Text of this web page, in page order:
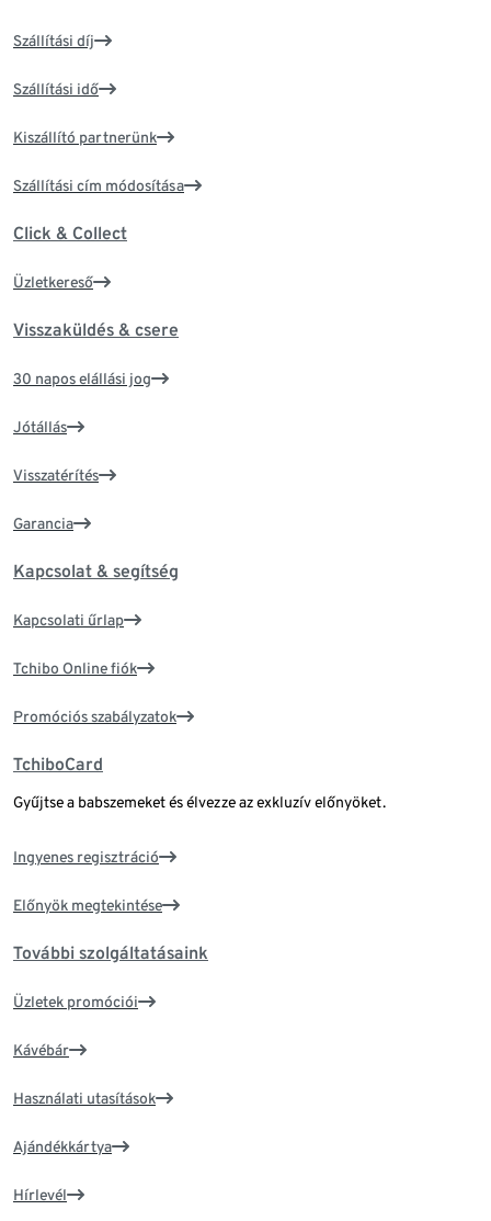
Szállítási díj
Szállítási idő
Kiszállító partnerünk
Szállítási cím módosítása
Click & Collect
Üzletkereső
Visszaküldés & csere
30 napos elállási jog
Jótállás
Visszatérítés
Garancia
Kapcsolat & segítség
Kapcsolati űrlap
Tchibo Online fiók
Promóciós szabályzatok
TchiboCard
Gyűjtse a babszemeket és élvezze az exkluzív előnyöket.
Ingyenes regisztráció
Előnyök megtekintése
További szolgáltatásaink
Üzletek promóciói
Kávébár
Használati utasítások
Ajándékkártya
Hírlevél